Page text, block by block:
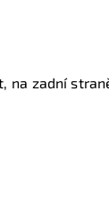
na zadní